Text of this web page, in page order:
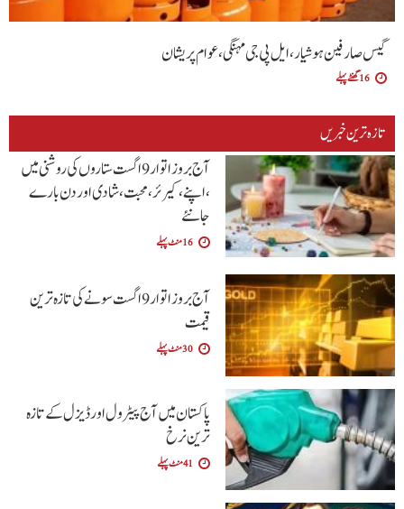
گیس صارفین ہوشیار، ایل پی جی مہنگی، عوام پریشان
16 گھنٹے پہلے
تازہ ترین خبریں
آج بروز اتوار9 اگست ستاروں کی روشنی میں
،اپنے،کیرئر،محبت ،شادی اور دن بارے
جانئے
16 منٹ پہلے
آج بروز اتوار 9 اگست سونے کی تازہ ترین
قیمت
30 منٹ پہلے
پاکستان میں آج پیٹرول اور ڈیزل کے تازہ
ترین نرخ
41 منٹ پہلے